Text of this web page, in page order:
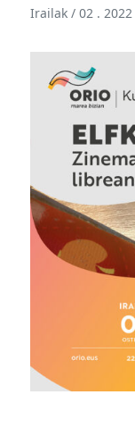
Irailak / 02 . 2022